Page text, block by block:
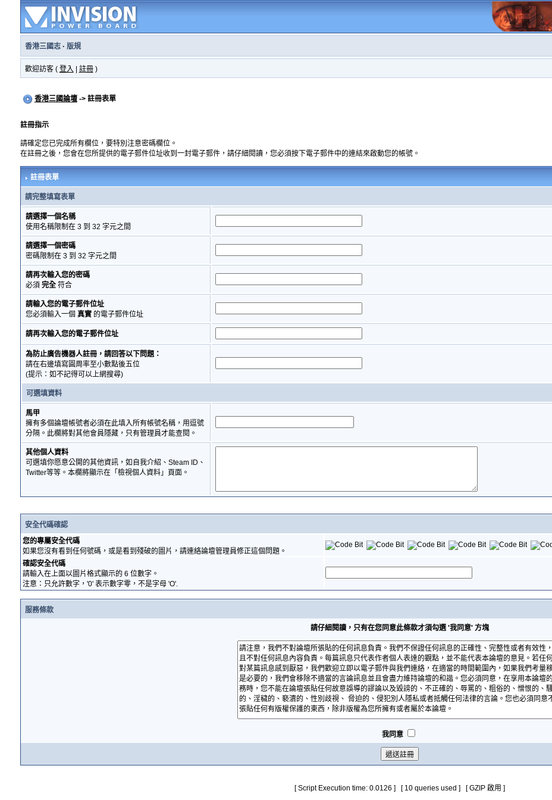
香港三國志· 版規
歡迎訪客 ( 登入 註冊)
香港三國論壇-> 註冊表單
註冊指示
請確定您已完成所有欄位，要特別注意密碼欄位。
在註冊之後，您會在您所提供的電子郵件位址收到一封電子郵件，請仔細閱讀，您必須按下電子郵件中的連結來啟動您的帳號。
註冊表單
請完整填寫表單
請選擇一個名稱
使用名稱限制在 3 到 32 字元之間
請選擇一個密碼
密碼限制在 3 到 32 字元之間
請再次輸入您的密碼
必須 完全符合
請輸入您的電子郵件位址
您必須輸入一個 真實的電子郵件位址
請再次輸入您的電子郵件位址
為防止廣告機器人註冊，請回答以下問題：
請在右邊填寫圓周率至小數點後五位
(提示：如不記得可以上網搜尋)
可選填資料
馬甲
擁有多個論壇帳號者必須在此填入所有帳號名稱，用逗號
分隔。此欄將對其他會員隱藏，只有管理員才能查閱。
其他個人資料
可選填你愿意公開的其他資訊，如自我介紹、Steam ID、
Twitter等等。本欄將顯示在「檢視個人資料」頁面。
安全代碼確認
您的專屬安全代碼
如果您沒有看到任何號碼，或是看到殘破的圖片，請連絡論壇管理員修正這個問題。
確認安全代碼
請輸入在上面以圖片格式顯示的 6 位數字。
注意：只允許數字，'0' 表示數字零，不是字母 'O'.
服務條款
請仔細閱讀，只有在您同意此條款才須勾選 '我同意' 方塊
我同意
[ Script Execution time: 0.0126 ] [ 10 queries used ] [ GZIP 啟用 ]